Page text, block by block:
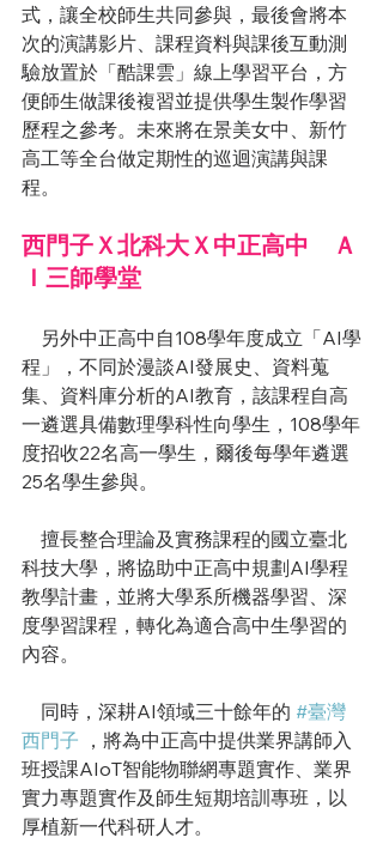
式，讓全校師生共同參與，最後會將本
次的演講影片、課程資料與課後互動測
驗放置於「酷課雲」線上學習平台，方
便師生做課後複習並提供學生製作學習
歷程之參考。未來將在景美女中、新竹
高工等全台做定期性的巡迴演講與課
程。
西門子Ｘ北科大Ｘ中正高中　Ａ
Ｉ三師學堂
另外中正高中自108學年度成立「AI學
程」，不同於漫談AI發展史、資料蒐
集、資料庫分析的AI教育，該課程自高
一遴選具備數理學科性向學生，108學年
度招收22名高一學生，爾後每學年遴選
25名學生參與。
科技大學，將協助中正高中規劃AI學程
教學計畫，並將大學系所機器學習、深
度學習課程，轉化為適合高中生學習的
內容。
同時，深耕AI領域三十餘年的 #臺灣
西門子 ，將為中正高中提供業界講師入
班授課AIoT智能物聯網專題實作、業界
實力專題實作及師生短期培訓專班，以
厚植新一代科研人才。